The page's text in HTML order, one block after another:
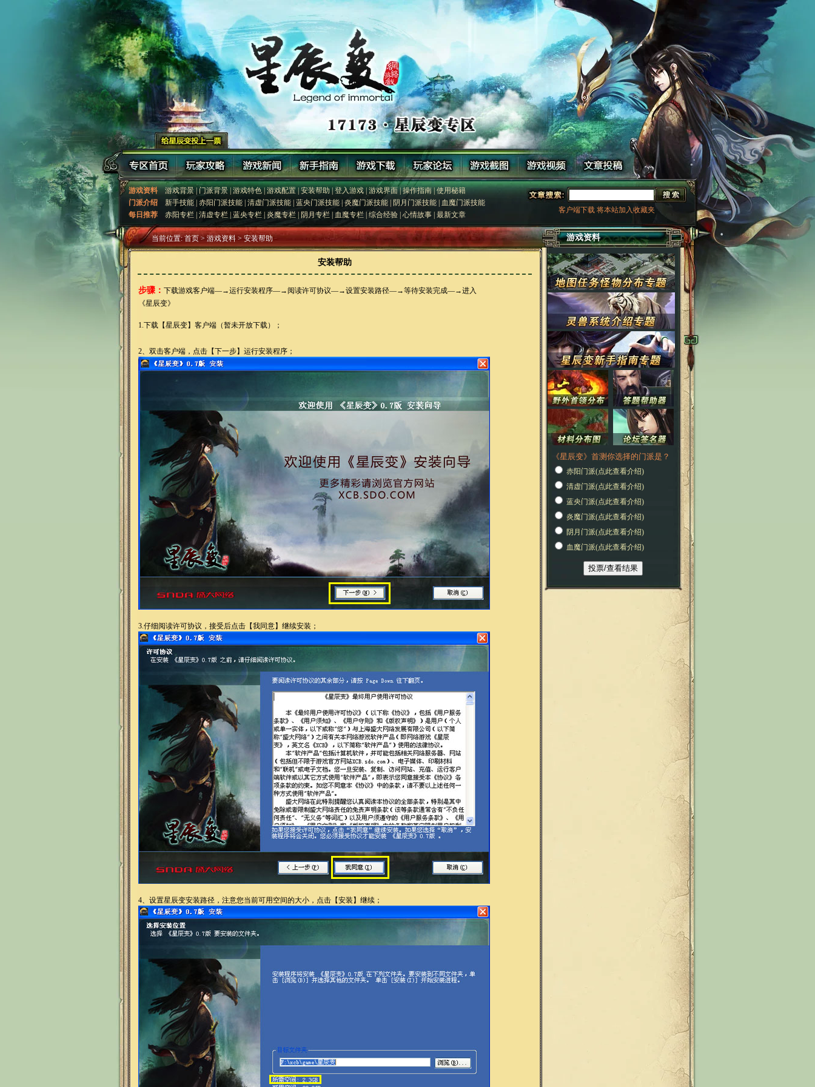
游戏资料 游戏背景 门派背景|游戏特色|游戏配置|安装帮助|登入游戏 |游戏界面|操作指南|使用秘籍
门派介绍
新手技能 赤阳门派技能 清虚门派技能 蓝央门派技能 炎魔门派技能 阴月门派技能
血魔门派技能
每日推荐
赤阳专栏 清虚专栏 蓝央专栏 炎魔专栏 阴月专栏 血魔专栏 综合经验 心情故事 最新文章
客户端下载 将本站加入收藏夹
当前位置:首页> 游戏资料 > 安装帮助
安装帮助
步骤： 下载游戏客户端—→运行安装程序—→阅读许可协议—→设置安装路径—→等待安装完成—→进入
《星辰变》
1.下载【星辰变】客户端（暂未开放下载）；
2、 双击客户端，点击【下一步】运行安装程序；
3.仔细阅读许可协议，接受后点击【我同意】继续安装；
4、 设置星辰变安装路径，注意您当前可用空间的大小，点击【安装】继续；
游戏资料
《星辰变》首测你选择的门派是？
赤阳门派(点此查看介绍)
清虚门派(点此查看介绍)
蓝央门派(点此查看介绍)
炎魔门派(点此查看介绍)
阴月门派(点此查看介绍)
血魔门派(点此查看介绍)